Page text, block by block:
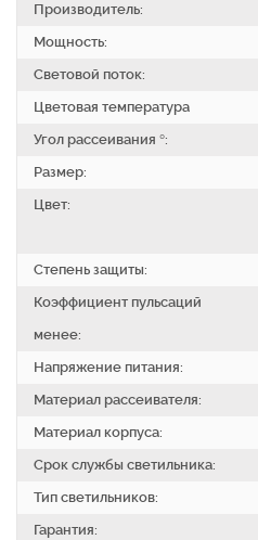
Производитель:
Мощность:
Световой поток:
Цветовая температура
Угол рассеивания °:
Размер:
Цвет:
Степень защиты:
Коэффициент пульсаций
менее:
Напряжение питания:
Материал рассеивателя:
Материал корпуса:
Срок службы светильника:
Тип светильников:
Гарантия: